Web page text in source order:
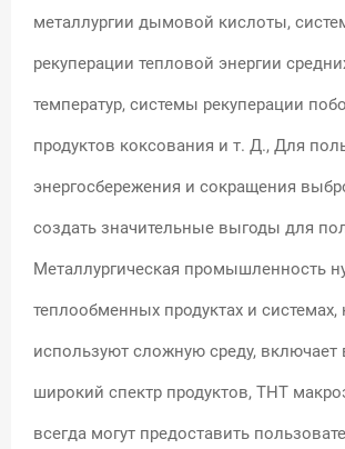
металлургии дымовой кислоты,
рекуперации тепловой энергии
температур, системы рекуперации
продуктов коксования и т. Д., Для
энергосбережения и сокращения
создать значительные выгоды для
Металлургическая промышленность
теплообменных продуктах и системах,
используют сложную среду, включает
широкий спектр продуктов, THT
всегда могут предоставить